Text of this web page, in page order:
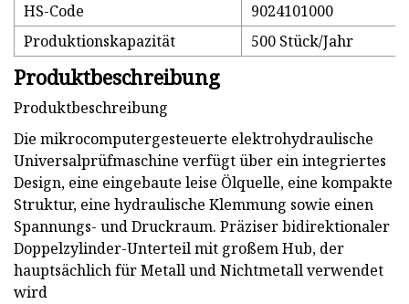
HS-Code
9024101000
Produktionskapazität
500 Stück/Jahr
Produktbeschreibung
Produktbeschreibung
Die mikrocomputergesteuerte elektrohydraulische
Universalprüfmaschine verfügt über ein integriertes
Design, eine eingebaute leise Ölquelle, eine kompakte
Struktur, eine hydraulische Klemmung sowie einen
Spannungs- und Druckraum. Präziser bidirektionaler
Doppelzylinder-Unterteil mit großem Hub, der
hauptsächlich für Metall und Nichtmetall verwendet
wird